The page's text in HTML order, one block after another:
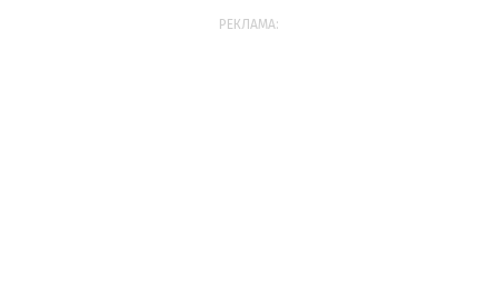
РЕКЛАМА: